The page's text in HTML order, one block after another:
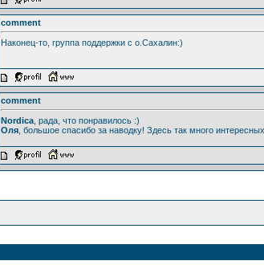
comment
Наконец-то, группа поддержки с о.Сахалин:)
comment
Nordica , рада, что понравилось :)
Оля , большое спасибо за наводку! Здесь так много